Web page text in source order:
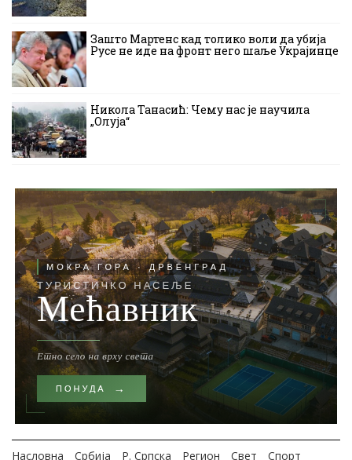
Зашто Мартенс кад толико воли да убија
Русе не иде на фронт него шаље Украјинце
Никола Танасић: Чему нас је научила
„Олуја“
Насловна Србија Р. Српска Регион Свет Спорт